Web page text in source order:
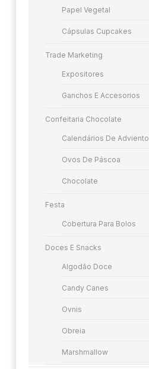
Papel Vegetal
Cápsulas Cupcakes
Trade Marketing
Expositores
Ganchos E Accesorios
Confeitaria Chocolate
Calendários De Adviento
Ovos De Páscoa
Chocolate
Festa
Cobertura Para Bolos
Doces E Snacks
Algodão Doce
Candy Canes
Ovnis
Obreia
Marshmallow